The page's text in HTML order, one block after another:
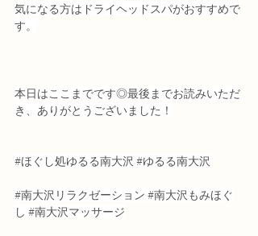
気になる方はドライヘッドスパがおすすめで
す。
本日はここまでです◎最後までお読みいただ
き、ありがとうございました！
#ほぐし処ゆるる南大沢 #ゆるる南大沢
#南大沢リラクゼーション #南大沢もみほぐ
し #南大沢マッサージ